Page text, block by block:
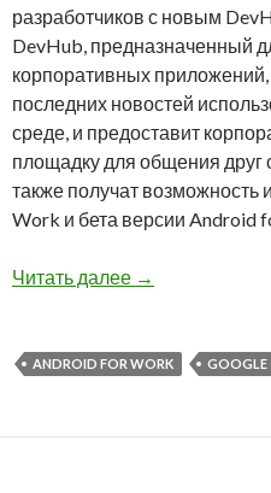
разработчиков с новым
DevHub, предназначенный
корпоративных приложений,
последних новостей
среде, и предоставит
площадку для общения друг
также получат возможность
Work и бета версии Android
Читать далее Google
→
ANDROID FOR WORK GOOGLE